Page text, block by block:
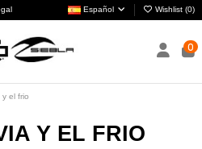
Español Wishlist (0)
0
y el frio
Y EL FRIO